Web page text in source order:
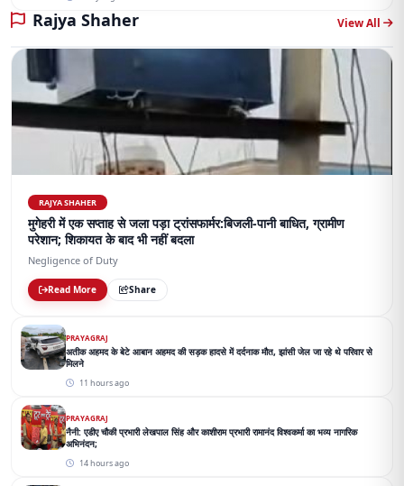
Rajya Shaher View All
RAJYA SHAHER
मुगेहरी में एक सप्ताह से जला पड़ा ट्रांसफार्मर:बिजली-पानी बाधित, ग्रामीण
परेशान; शिकायत के बाद भी नहीं बदला
Negligence of Duty
Read More Share
PRAYAGRAJ
अतीक अहमद के बेटे आबान अहमद की सड़क हादसे में दर्दनाक मौत, झांसी जेल जा रहे थे परिवार से
मिलने
11 hours ago
PRAYAGRAJ
नैनी: एडीए चौकी प्रभारी लेखपाल सिंह और काशीराम प्रभारी रामानंद विश्वकर्मा का भव्य नागरिक
अभिनंदन;
14 hours ago